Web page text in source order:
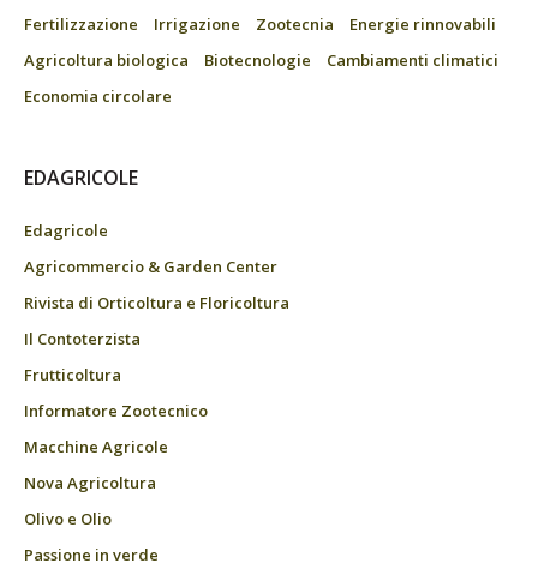
Fertilizzazione
Irrigazione Zootecnia
Energie rinnovabili
Agricoltura biologica
Biotecnologie
Cambiamenti climatici
Economia circolare
EDAGRICOLE
Edagricole
Agricommercio & Garden Center
Rivista di Orticoltura e Floricoltura
Il Contoterzista
Frutticoltura
Informatore Zootecnico
Macchine Agricole
Nova Agricoltura
Olivo e Olio
Passione in verde